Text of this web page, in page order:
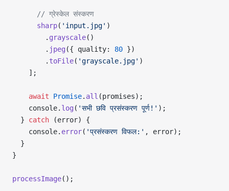
      // ग्रेस्केल संस्करण
      sharp
( 'input.jpg' )
        .
grayscale()
        .
jpeg ({ quality: 80 })
        .
toFile( 'grayscale.jpg' )
    ];
    await
Promise. all (promises);
    console.
log ( 'सभी छवि प्रसंस्करण पूर्ण!' );
  }
catch (error) {
    console.
error( 'प्रसंस्करण विफल:' , error);
  }
}
processImage();